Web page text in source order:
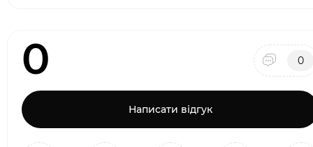
0 0
Написати відгук